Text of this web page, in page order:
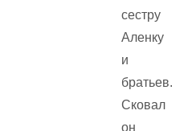
сестру
Аленку
и
братьев.
Сковал
он